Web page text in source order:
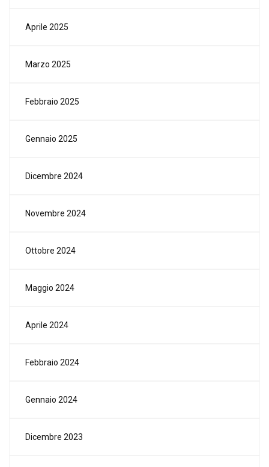
Aprile 2025
Marzo 2025
Febbraio 2025
Gennaio 2025
Dicembre 2024
Novembre 2024
Ottobre 2024
Maggio 2024
Aprile 2024
Febbraio 2024
Gennaio 2024
Dicembre 2023